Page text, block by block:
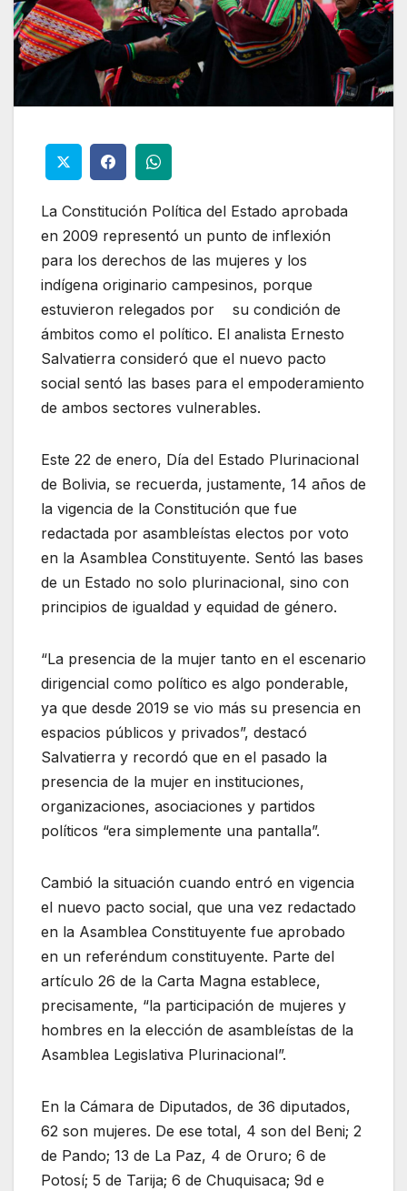
La Constitución Política del Estado aprobada
en 2009 representó un punto de inflexión
para los derechos de las mujeres y los
indígena originario campesinos, porque
estuvieron relegados por su condición de
ámbitos como el político. El analista Ernesto
Salvatierra consideró que el nuevo pacto
social sentó las bases para el empoderamiento
de ambos sectores vulnerables.
Este 22 de enero, Día del Estado Plurinacional
de Bolivia, se recuerda, justamente, 14 años de
la vigencia de la Constitución que fue
redactada por asambleístas electos por voto
en la Asamblea Constituyente. Sentó las bases
de un Estado no solo plurinacional, sino con
principios de igualdad y equidad de género.
“La presencia de la mujer tanto en el escenario
dirigencial como político es algo ponderable,
ya que desde 2019 se vio más su presencia en
espacios públicos y privados”, destacó
Salvatierra y recordó que en el pasado la
presencia de la mujer en instituciones,
organizaciones, asociaciones y partidos
políticos “era simplemente una pantalla”.
Cambió la situación cuando entró en vigencia
el nuevo pacto social, que una vez redactado
en la Asamblea Constituyente fue aprobado
en un referéndum constituyente. Parte del
artículo 26 de la Carta Magna establece,
precisamente, “la participación de mujeres y
hombres en la elección de asambleístas de la
Asamblea Legislativa Plurinacional”.
En la Cámara de Diputados, de 36 diputados,
62 son mujeres. De ese total, 4 son del Beni; 2
de Pando; 13 de La Paz, 4 de Oruro; 6 de
Potosí; 5 de Tarija; 6 de Chuquisaca; 9d e